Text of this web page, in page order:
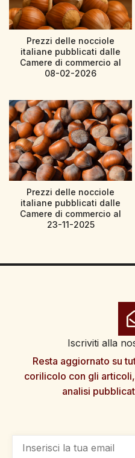
Prezzi delle nocciole
italiane pubblicati dalle
Camere di commercio al
08-02-2026
Prezzi delle nocciole
italiane pubblicati dalle
Camere di commercio al
23-11-2025
Iscriviti alla
Resta aggiornato su
corilicolo con gli
analisi